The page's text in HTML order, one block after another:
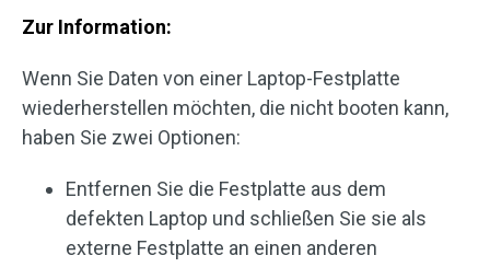
Zur Information:
Wenn Sie Daten von einer Laptop-Festplatte
wiederherstellen möchten, die nicht booten kann,
haben Sie zwei Optionen:
Entfernen Sie die Festplatte aus dem
defekten Laptop und schließen Sie sie als
externe Festplatte an einen anderen